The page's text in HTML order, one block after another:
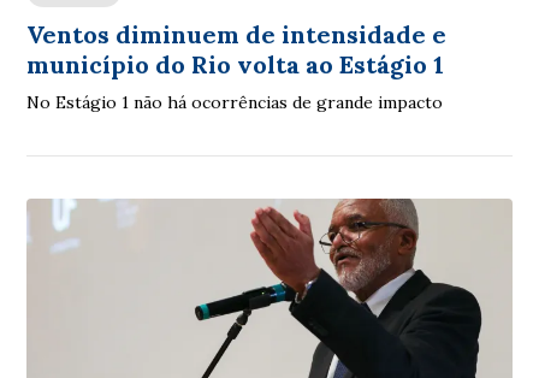
Ventos diminuem de intensidade e
município do Rio volta ao Estágio 1
No Estágio 1 não há ocorrências de grande impacto